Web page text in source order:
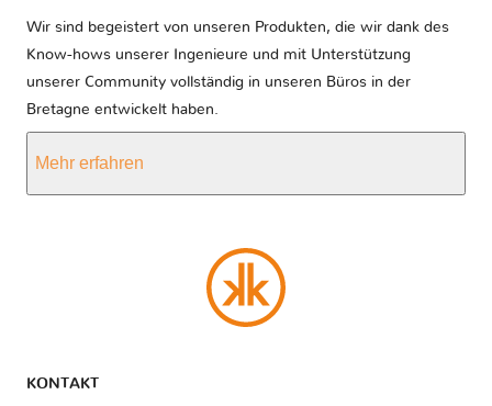
Wir sind begeistert von unseren Produkten, die wir dank des
Know-hows unserer Ingenieure und mit Unterstützung
unserer Community vollständig in unseren Büros in der
Bretagne entwickelt haben.
Mehr erfahren
KONTAKT